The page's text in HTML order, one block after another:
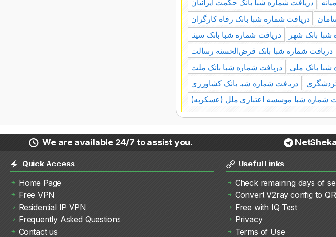
دریافت شماره شبا بانک حکمت ایرانیان
دریافت شماره شبا بانک رفاه کارگران
دریافت شماره شبا بانک سینا
بانک شهر
دریافت شماره شبا بانک قرض‌الحسنه رسالت
دریافت شماره شبا بانک ملت
شبا بانک ملی
دریافت شماره شبا بانک کشاورزی
شماره شبا موسسه اعتباری ملل (عسکریه)
We are available 24/7 to assist you.
Quick Access
Home Page
Free VPN
Residential IP VPN
Frequently Asked Questions
Contact us
Useful Links
Check remaining days of
Convert V2ray config to
Free with IQ Test
Privacy
Terms of Use